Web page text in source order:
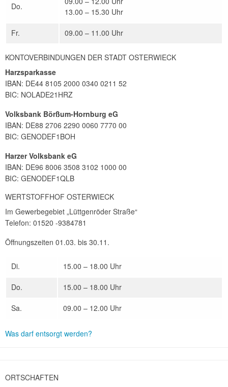
Do.
13.00 – 15.30 Uhr
Fr. 09.00 – 11.00 Uhr
KONTOVERBINDUNGEN DER STADT OSTERWIECK
Harzsparkasse
IBAN: DE44 8105 2000 0340 0211 52
BIC: NOLADE21HRZ
Volksbank Börßum-Hornburg eG
IBAN: DE88 2706 2290 0060 7770 00
BIC: GENODEF1BOH
Harzer Volksbank eG
IBAN: DE96 8006 3508 3102 1000 00
BIC: GENODEF1QLB
WERTSTOFFHOF OSTERWIECK
Im Gewerbegebiet „Lüttgenröder Straße“
Telefon: 01520 -9384781
Öffnungszeiten 01.03. bis 30.11.
Di. 15.00 – 18.00 Uhr
Do. 15.00 – 18.00 Uhr
Sa. 09.00 – 12.00 Uhr
Was darf entsorgt werden?
ORTSCHAFTEN